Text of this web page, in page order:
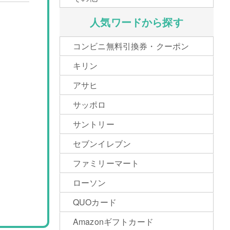
人気ワードから探す
コンビニ無料引換券・クーポン
キリン
アサヒ
サッポロ
サントリー
セブンイレブン
ファミリーマート
ローソン
QUOカード
Amazonギフトカード